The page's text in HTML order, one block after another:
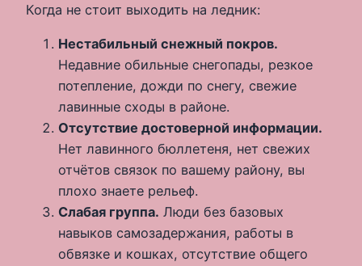
Когда не стоит выходить на ледник:
Нестабильный снежный покров.
Недавние обильные снегопады, резкое
потепление, дожди по снегу, свежие
лавинные сходы в районе.
Отсутствие достоверной информации.
Нет лавинного бюллетеня, нет свежих
отчётов связок по вашему району, вы
плохо знаете рельеф.
Слабая группа. Люди без базовых
навыков самозадержания, работы в
обвязке и кошках, отсутствие общего